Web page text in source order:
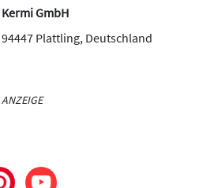
Kermi GmbH
94447 Plattling, Deutschland
ANZEIGE